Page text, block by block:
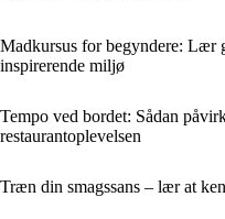
Madkursus for begyndere: Lær
inspirerende miljø
Tempo ved bordet: Sådan
restaurantoplevelsen
Træn din smagssans – lær at